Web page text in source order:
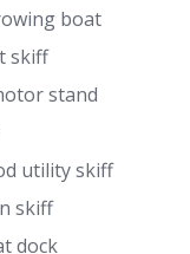
boat
skiff
stand
utility skiff
skiff
dock